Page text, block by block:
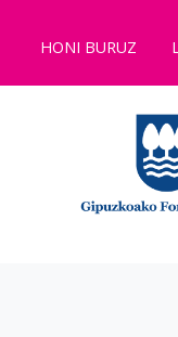
HONI BURUZ